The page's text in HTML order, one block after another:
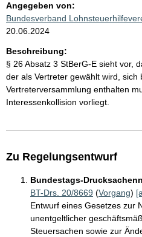
Angegeben von:
Bundesverband
20.06.2024
Beschreibung:
§ 26 Absatz 3 StBerG-E sieht vor,
der als Vertreter gewählt wird, sich
Vertreterversammlung enthalten
Interessenkollision vorliegt.
Zu Regelungsentwurf
Bundestags-
BT-Drs. 20/8669 (Vorgang)
Entwurf eines Gesetzes zur
unentgeltlicher
Steuersachen sowie zur